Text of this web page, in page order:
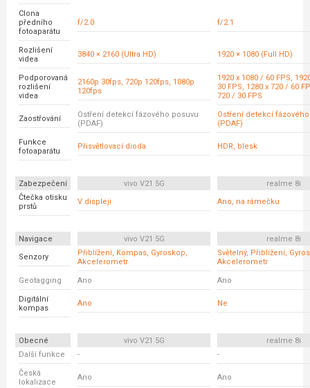
Clona
předního
fotoaparátu
f/2.0 f/2.1
Rozlišení
videa
3840 × 2160 (Ultra HD) 1920 × 1080 (Full HD)
Podporovaná
rozlišení
videa
2160p 30fps, 720p 120fps, 1080p
120fps
1920 x 1080 / 60 FPS,
30 FPS, 1280 x 720 / 60
720 / 30 FPS
Zaostřování
Ostření detekcí fázového posuvu
(PDAF)
Ostření detekcí
(PDAF)
Funkce
fotoaparátu
Přisvětlovací dioda HDR, blesk
Zabezpečení vivo V21 5G
realme 8i
Čtečka otisku
prstů
V displeji Ano, na rámečku
Navigace vivo V21 5G
realme 8i
Senzory
Přiblížení, Kompas, Gyroskop,
Akcelerometr
Světelný, Přiblížení,
Akcelerometr
Geotagging Ano Ano
Digitální
kompas
Ano Ne
Obecné vivo V21 5G
realme 8i
Další funkce
- -
Česká
lokalizace
Ano Ano